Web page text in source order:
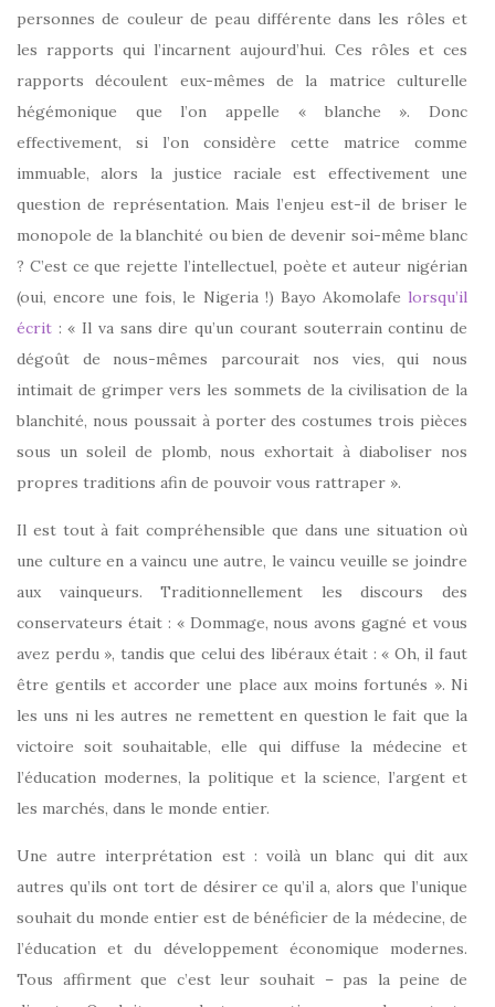
personnes de couleur de peau différente dans les rôles et
les rapports qui l’incarnent aujourd’hui. Ces rôles et ces
rapports découlent eux-mêmes de la matrice culturelle
hégémonique que l’on appelle « blanche ». Donc
effectivement, si l’on considère cette matrice comme
immuable, alors la justice raciale est effectivement une
question de représentation. Mais l’enjeu est-il de briser le
monopole de la blanchité ou bien de devenir soi-même blanc
? C’est ce que rejette l’intellectuel, poète et auteur nigérian
(oui, encore une fois, le Nigeria !) Bayo Akomolafe lorsqu’il
écrit : « Il va sans dire qu’un courant souterrain continu de
dégoût de nous-mêmes parcourait nos vies, qui nous
intimait de grimper vers les sommets de la civilisation de la
blanchité, nous poussait à porter des costumes trois pièces
sous un soleil de plomb, nous exhortait à diaboliser nos
propres traditions afin de pouvoir vous rattraper ».
Il est tout à fait compréhensible que dans une situation où
une culture en a vaincu une autre, le vaincu veuille se joindre
aux vainqueurs. Traditionnellement les discours des
conservateurs était : « Dommage, nous avons gagné et vous
avez perdu », tandis que celui des libéraux était : « Oh, il faut
être gentils et accorder une place aux moins fortunés ». Ni
les uns ni les autres ne remettent en question le fait que la
victoire soit souhaitable, elle qui diffuse la médecine et
l’éducation modernes, la politique et la science, l’argent et
les marchés, dans le monde entier.
Une autre interprétation est : voilà un blanc qui dit aux
autres qu’ils ont tort de désirer ce qu’il a, alors que l’unique
souhait du monde entier est de bénéficier de la médecine, de
l’éducation et du développement économique modernes.
Tous affirment que c’est leur souhait – pas la peine de